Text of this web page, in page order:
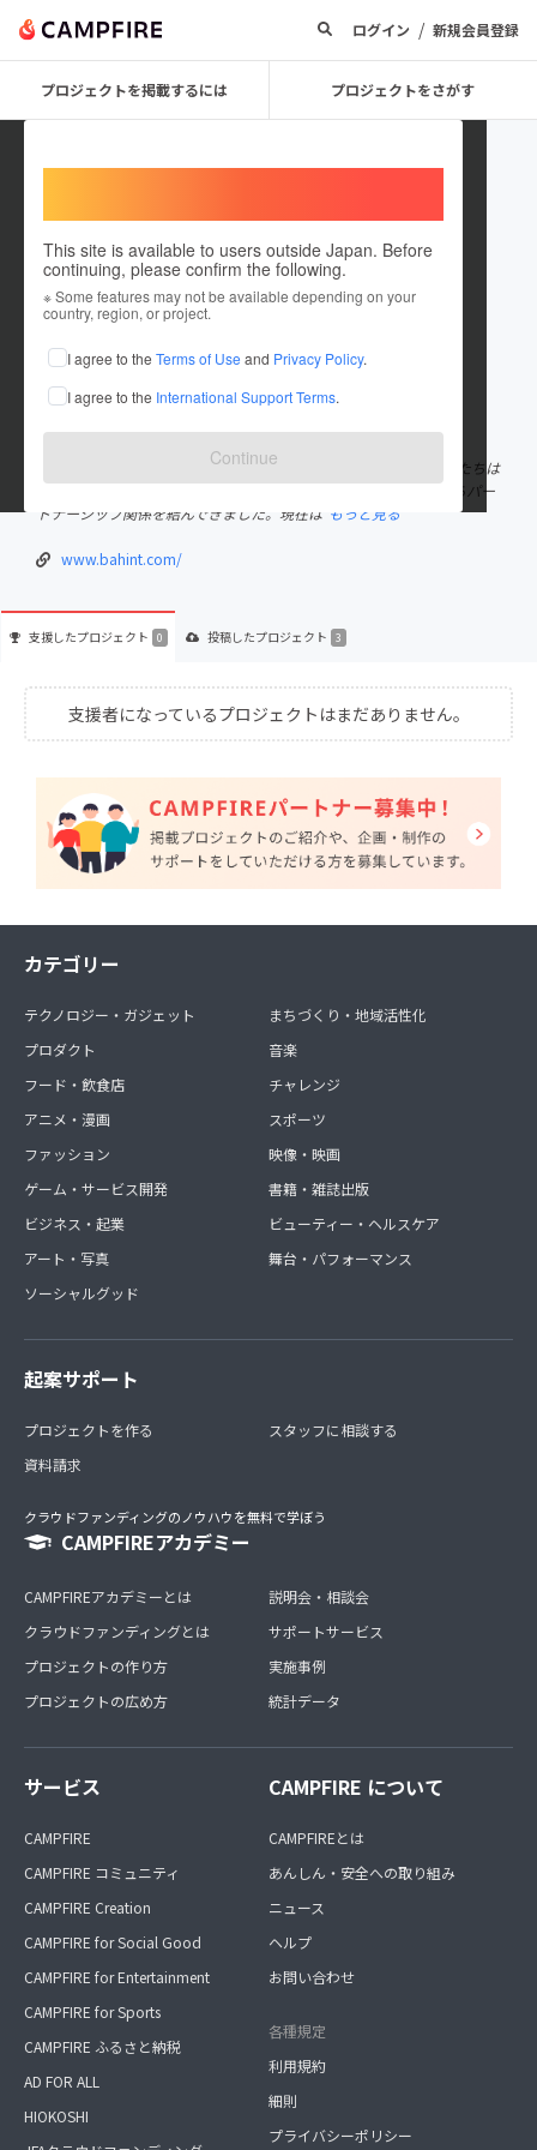
ログイン / 新規会員登録
プロジェクトを掲載するには プロジェクトをさがす
This site is available to users outside Japan. Before
continuing, please confirm the following.
※ Some features may not be available depending on your
country, region, or project.
I agree to the Terms of Use and Privacy Policy.
I agree to the International Support Terms.
Continue
CHRISTY LEE
これまでに3件のプロジェクトを投稿しています
在住国：日本 現在地：東京都
出身国：日本 出身地：東京都
こんにちは、バーインターナショナルの代表Chirsty Leeです。私たちは
ハイクオリティー製品を生産するメーカーらの製品を流通しながらパー
トナーシップ関係を結んできました。現在は もっと見る
www.bahint.com/
支援したプロジェクト 0 投稿したプロジェクト 3
支援者になっているプロジェクトはまだありません。
カテゴリー
テクノロジー・ガジェット
プロダクト
フード・飲食店
アニメ・漫画
ファッション
ゲーム・サービス開発
ビジネス・起業
アート・写真
ソーシャルグッド
まちづくり・地域活性化
音楽
チャレンジ
スポーツ
映像・映画
書籍・雑誌出版
ビューティー・ヘルスケア
舞台・パフォーマンス
起案サポート
プロジェクトを作る
資料請求
スタッフに相談する
クラウドファンディングのノウハウを無料で学ぼう
CAMPFIREアカデミー
CAMPFIREアカデミーとは
クラウドファンディングとは
プロジェクトの作り方
プロジェクトの広め方
説明会・相談会
サポートサービス
実施事例
統計データ
サービス
CAMPFIRE
CAMPFIRE コミュニティ
CAMPFIRE Creation
CAMPFIRE for Social Good
CAMPFIRE for Entertainment
CAMPFIRE for Sports
CAMPFIRE ふるさと納税
AD FOR ALL
HIOKOSHI
CAMPFIRE について
CAMPFIREとは
あんしん・安全への取り組み
ニュース
ヘルプ
お問い合わせ
各種規定
利用規約
細則
プライバシーポリシー